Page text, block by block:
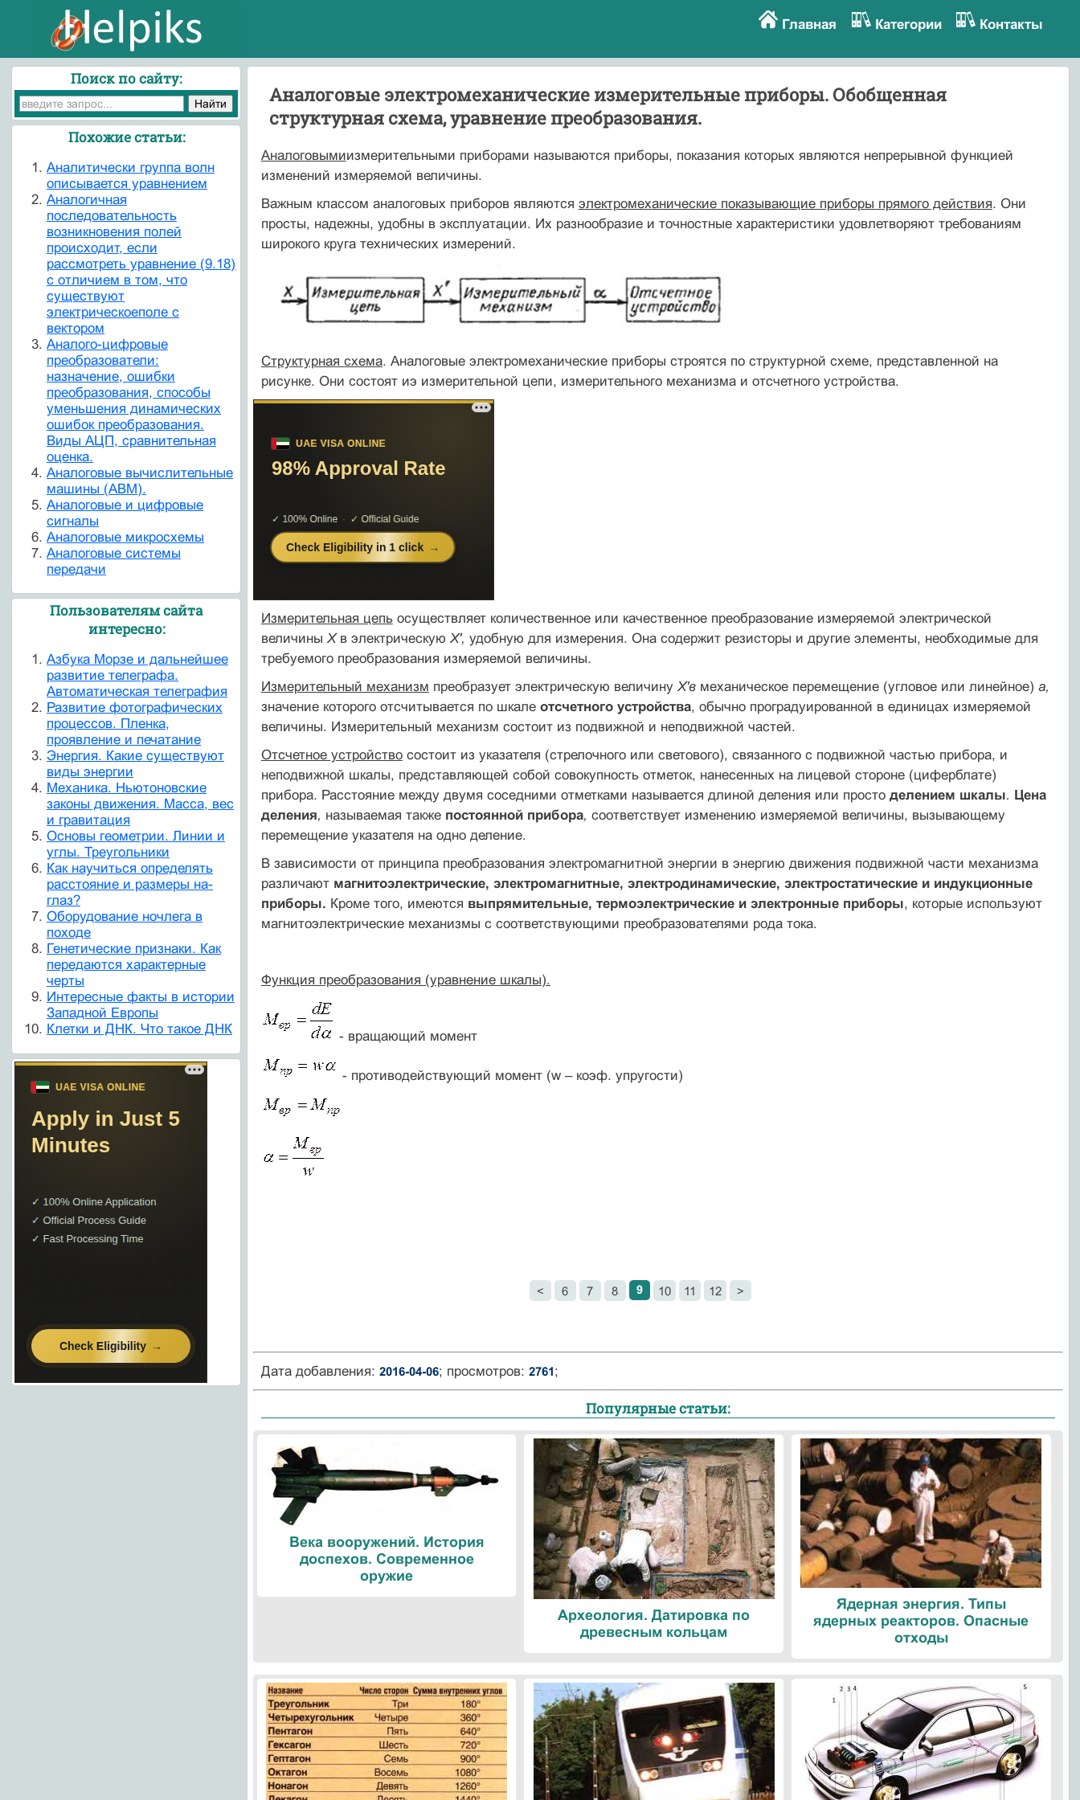
Главная Категории Контакты
Аналоговые электромеханические измерительные приборы. Обобщенная
структурная схема, уравнение преобразования.
Аналоговымиизмерительными приборами называются при­боры, показания которых являются непрерывной функцией
изменений измеряемой величины.
Важным классом аналоговых приборов являются электромеханические показывающие приборы прямого действия. Они
просты, надежны, удобны в эксплуатации. Их разнообразие и точностные характеристики удовлетворяют требованиям
широкого круга техничес­ких измерений.
Структурная схема. Аналоговые электромеханические приборы строятся по структурной схеме, представленной на
рисунке. Они состоят иэ измерительной цепи, измерительного механизма и отсчетного устрой­ства.
Измерительная цепьосуществляет количественное или качествен­ное преобразование измеряемой электрической
величиныX в электри­ческуюX', удобную для измерения. Она содержит резисторы и другие элементы, необ­ходимые для
требуемого преобразования измеряемой величины.
Измерительный механизм преобра­зует электрическую величинуХ'в механическое перемещение (угловое или линейное) а,
значение которого отсчитывается по шкале отсчетного устройства, обычно проградуированной в единицах измеряемой
вели­чины. Измерительный механизм состоит из подвижной и неподвижной ча­стей.
Отсчетное устройствосостоит из указателя (стрелочного или свето­вого), связанного с подвижной частью прибора, и
неподвижной шкалы, представляющей собой совокупность отметок, нанесенных на лицевой стороне (циферблате)
прибора. Расстояние между двумя соседними отметками называется длиной деления или просто делением шкалы. Цена
деления, называемая также постоянной прибора, соответствует изменению измеряемой величины, вызывающему
перемещение указа­теля на одно деление.
В зависимости от принципа преобразования электромагнитной энергии в энергию движения подвижной части механизма
различают магнитоэлектрические, электромагнитные, электродинамические, электростатические и индукционные
приборы. Кроме того, имеются выпря­мительные, термоэлектрические и электронные приборы, которые ис­пользуют
магнитоэлектрические механизмы с соответствующими преоб­разователями рода тока.
Функция преобразования (уравнение шкалы).
- вращающий момент
- противодействующий момент (w – коэф. упругости)
< 6 7 8 9 10 11 12 >
Дата добавления: 2016-04-06; просмотров: 2761;
Популярные статьи:
Века вооружений. История
доспехов. Современное
оружие
Археология. Датировка по
древесным кольцам
Ядерная энергия. Типы
ядерных реакторов. Опасные
отходы
Поиск по сайту:
Похожие статьи:
Аналитически группа волн
описывается уравнением
Аналогичная
последовательность
возникновения полей
происходит, если
рассмотреть уравнение (9.18)
с отличием в том, что
существуют
электрическоеполе с
вектором
Аналого-цифровые
преобразователи:
назначение, ошибки
преобразования, способы
уменьшения динамических
ошибок преобразования.
Виды АЦП, сравнительная
оценка.
Аналоговые вычислительные
машины (АВМ).
Аналоговые и цифровые
сигналы
Аналоговые микросхемы
Аналоговые системы
передачи
Пользователям сайта
интересно:
Азбука Морзе и дальнейшее
развитие телеграфа.
Автоматическая телеграфия
Развитие фотографических
процессов. Пленка,
проявление и печатание
Энергия. Какие существуют
виды энергии
Механика. Ньютоновские
законы движения. Масса, вес
и гравитация
Основы геометрии. Линии и
углы. Треугольники
Как научиться определять
расстояние и размеры на-
глаз?
Оборудование ночлега в
походе
Генетические признаки. Как
передаются характерные
черты
Интересные факты в истории
Западной Европы
Клетки и ДНК. Что такое ДНК